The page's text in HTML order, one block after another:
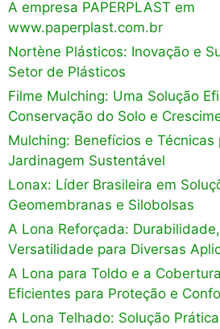
A empresa PAPERPLAST em
www.paperplast.com.br
Nortène Plásticos: Inovação e
Setor de Plásticos
Filme Mulching: Uma Solução
Conservação do Solo e
Mulching: Benefícios e Técnicas
Jardinagem Sustentável
Lonax: Líder Brasileira em
Geomembranas e Silobolsas
A Lona Reforçada:
Versatilidade para Diversas
A Lona para Toldo e a
Eficientes para Proteção e
A Lona Telhado: Solução